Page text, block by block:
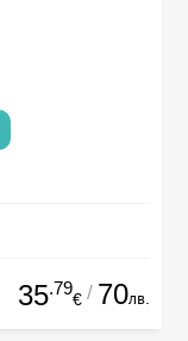
35.79
€ / 70лв.